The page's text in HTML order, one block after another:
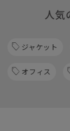
人気
ジャケット
オフィス